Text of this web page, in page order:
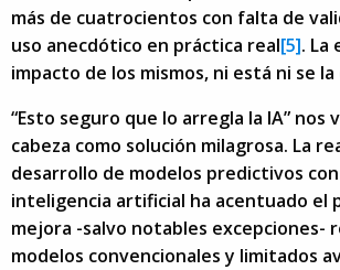
más de cuatrocientos con falta de
uso anecdótico en práctica real[5]. La
impacto de los mismos, ni está ni se la
“Esto seguro que lo arregla la IA” nos
cabeza como solución milagrosa. La
desarrollo de modelos predictivos
inteligencia artificial ha acentuado el
mejora -salvo notables excepciones-
modelos convencionales y limitados